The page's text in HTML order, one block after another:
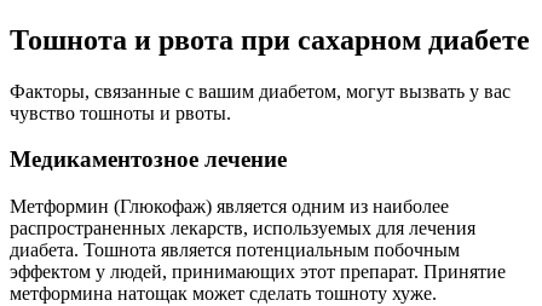
Тошнота и рвота при сахарном диабете
Факторы, связанные с вашим диабетом, могут вызвать у вас
чувство тошноты и рвоты.
Медикаментозное лечение
Метформин (Глюкофаж) является одним из наиболее
распространенных лекарств, используемых для лечения
диабета. Тошнота является потенциальным побочным
эффектом у людей, принимающих этот препарат. Принятие
метформина натощак может сделать тошноту хуже.